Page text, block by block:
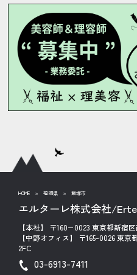
HOME > 福岡県 > 飯塚市
エルターレ株式会社/
【本社】 〒160−0023 東京都新宿
【中野オフィス】 〒165-0026 東
2FC
03-6913-7411